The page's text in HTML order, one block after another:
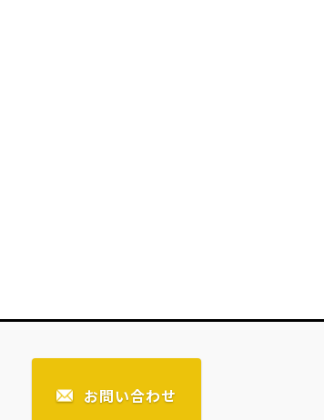
お問い合わせ